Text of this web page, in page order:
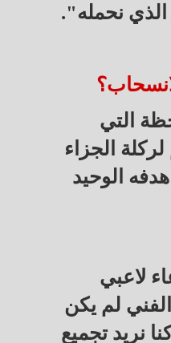
الذي نحمله".
التي
الجزاء
الوحيد
لاعبي
لم يكن
نريد تجميع